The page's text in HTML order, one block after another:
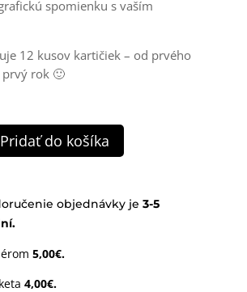
spomienku s vaším
12 kusov kartičiek – od prvého
prvý rok 🙂
Pridať do košíka
objednávky je 3-5
5,00€.
4,00€.